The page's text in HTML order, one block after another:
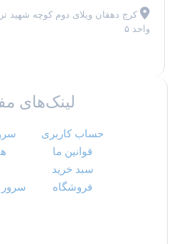
کرج دهقان ویلای دوم کوچه شهید
واحد ۵
لینک‌های
حساب کاربری
قوانین ما
سبد خرید
فروشگاه
سرور